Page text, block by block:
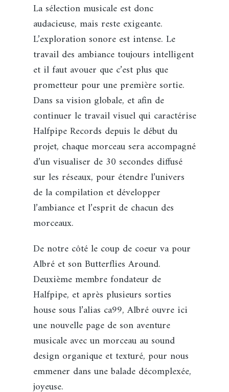
La sélection musicale est donc
audacieuse, mais reste exigeante.
L’exploration sonore est intense. Le
travail des ambiance toujours intelligent
et il faut avouer que c’est plus que
prometteur pour une première sortie.
Dans sa vision globale, et afin de
continuer le travail visuel qui caractérise
Halfpipe Records depuis le début du
projet, chaque morceau sera accompagné
d’un visualiser de 30 secondes diffusé
sur les réseaux, pour étendre l’univers
de la compilation et développer
l’ambiance et l’esprit de chacun des
morceaux.
De notre côté le coup de coeur va pour
Albré et son Butterflies Around.
Deuxième membre fondateur de
Halfpipe, et après plusieurs sorties
house sous l’alias ca99, Albré ouvre ici
une nouvelle page de son aventure
musicale avec un morceau au sound
design organique et texturé, pour nous
emmener dans une balade décomplexée,
joyeuse.